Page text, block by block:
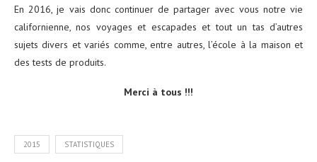
En 2016, je vais donc continuer de partager avec vous notre vie
californienne, nos voyages et escapades et tout un tas d’autres
sujets divers et variés comme, entre autres, l’école à la maison et
des tests de produits.
Merci à tous !!!
2015 STATISTIQUES